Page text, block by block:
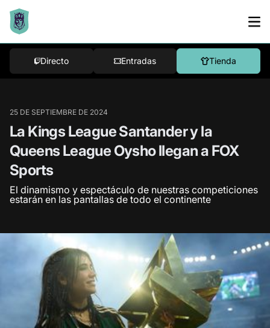
Directo Entradas Tienda
25 DE SEPTIEMBRE DE 2024
La Kings League Santander y la
Queens League Oysho llegan a FOX
Sports
El dinamismo y espectáculo de nuestras competiciones
estarán en las pantallas de todo el continente